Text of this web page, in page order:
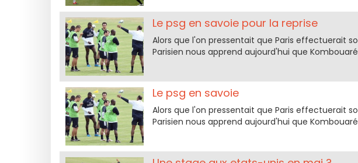
Le psg en savoie pour la reprise
Alors que l'on pressentait que Paris effectuerait
Parisien nous apprend aujourd'hui que
Le psg en savoie
Alors que l'on pressentait que Paris effectuerait
Parisien nous apprend aujourd'hui que